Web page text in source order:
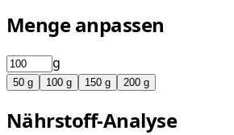
Menge anpassen
g
50 g 100 g 150 g 200 g
Nährstoff-Analyse